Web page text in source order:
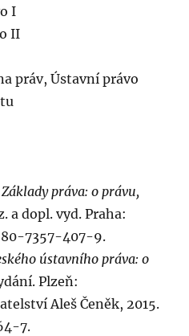
I
II
práv, Ústavní právo
Základy práva: o právu,
a dopl. vyd. Praha:
80-7357-407-9.
ústavního práva: o
Plzeň:
Aleš Čeněk, 2015.
7.